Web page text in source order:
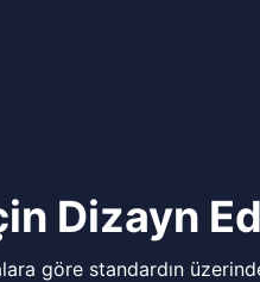
Dizayn
göre standardın